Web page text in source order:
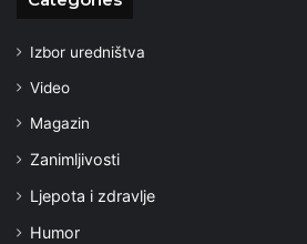
Izbor uredništva
Video
Magazin
Zanimljivosti
Ljepota i zdravlje
Humor